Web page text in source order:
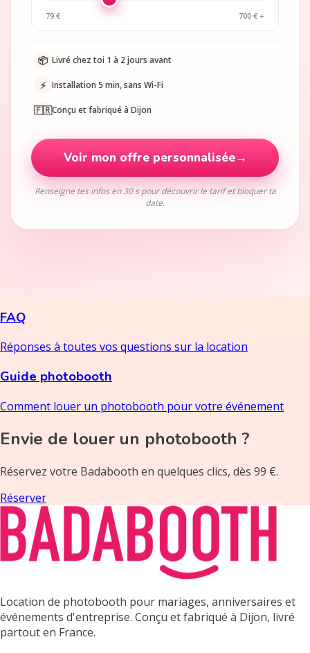
79 € 700 € +
📦 Livré chez toi 1 à 2 jours avant
⚡ Installation 5 min, sans Wi-Fi
🇫🇷Conçu et fabriqué à Dijon
Voir mon offre personnalisée→
Renseigne tes infos en 30 s pour découvrir le tarif et bloquer ta
date.
FAQ
Réponses à toutes vos questions sur la location
Guide photobooth
Comment louer un photobooth pour votre événement
Envie de louer un photobooth ?
Réservez votre Badabooth en quelques clics, dès 99 €.
Réserver
Location de photobooth pour mariages, anniversaires et
événements d'entreprise. Conçu et fabriqué à Dijon, livré
partout en France.